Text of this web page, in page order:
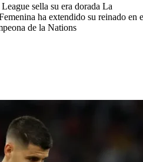
sella su era dorada La
ha extendido su reinado en
de la Nations